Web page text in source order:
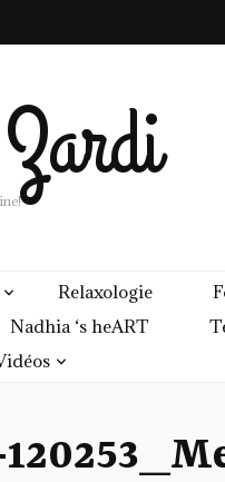
Relaxologie
Nadhia ‘s heART